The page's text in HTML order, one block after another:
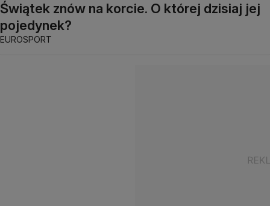
Świątek znów na korcie. O której dzisiaj jej
pojedynek?
EUROSPORT